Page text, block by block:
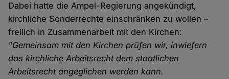
Dabei hatte die Ampel-Regierung angekündigt,
kirchliche Sonderrechte einschränken zu wollen –
freilich in Zusammenarbeit mit den Kirchen:
"Gemeinsam mit den Kirchen prüfen wir, inwiefern
das kirchliche Arbeitsrecht dem staatlichen
Arbeitsrecht angeglichen werden kann.